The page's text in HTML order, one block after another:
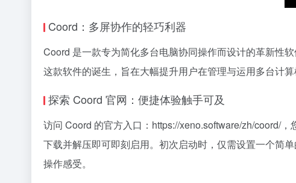
Coord：多屏协作的轻巧利器
Coord 是一款专为简化多台电脑协同操作而设计的革新性
这款软件的诞生，旨在大幅提升用户在管理与运用多台计算
探索 Coord 官网：便捷体验触手可及
访问 Coord 的官方入口：https://xeno.software/zh/coord/
下载并解压即可即刻启用。初次启动时，仅需设置一个简
操作感受。